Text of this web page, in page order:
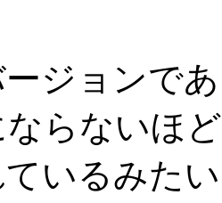
ジョンで
らないほ
いるみた